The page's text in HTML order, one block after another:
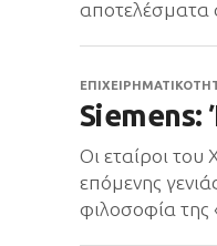
αποτελέσματα
Siemens:
Οι εταίροι
επόμενης
φιλοσοφία της